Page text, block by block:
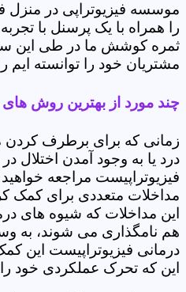
موسسه فیزیوتراپی در منزل
را همراه با یک پرسنل با
ثمره کوشش ما در طی این
مشتریان خود را توانسته ایم
چند مورد از بهترین روش های
زمانی که برای برطرف
درد یا به وجود آمدن اختلال
فیزیوتراپیست مراجعه خواهید
مداخلات متعددی برای کمک
این مداخلات که شیوه های
هم نامگذاری می شوند، به
درمانی فیزیوتراپیست این
این که تحرک عملکردی خود